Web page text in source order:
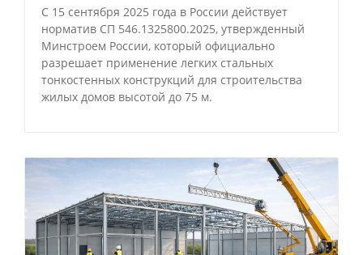
С 15 сентября 2025 года в России действует
норматив СП 546.1325800.2025, утвержденный
Минстроем России, который официально
разрешает применение легких стальных
тонкостенных конструкций для строительства
жилых домов высотой до 75 м.